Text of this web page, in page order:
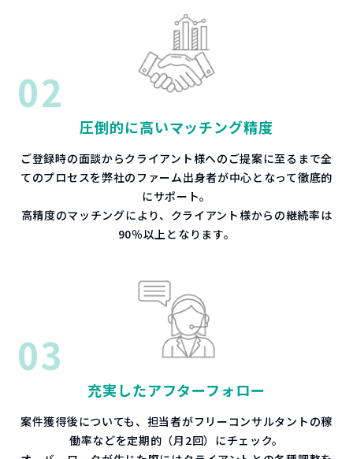
02
圧倒的に高いマッチング精度
ご登録時の面談からクライアント様へのご提案に至るまで全
てのプロセスを弊社のファーム出身者が中心となって徹底的
にサポート。
高精度のマッチングにより、クライアント様からの継続率は
90％以上となります。
03
充実したアフターフォロー
案件獲得後についても、担当者がフリーコンサルタントの稼
働率などを定期的（月2回）にチェック。